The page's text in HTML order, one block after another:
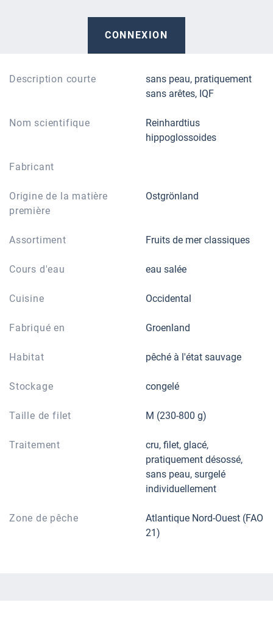
CONNEXION
Description courte
sans peau, pratiquement
sans arêtes, IQF
Nom scientifique
Reinhardtius
hippoglossoides
Fabricant
Origine de la matière
première
Ostgrönland
Assortiment Fruits de mer classiques
Cours d'eau eau salée
Cuisine Occidental
Fabriqué en Groenland
Habitat pêché à l'état sauvage
Stockage congelé
Taille de filet M (230-800 g)
Traitement
cru, filet, glacé,
pratiquement désossé,
sans peau, surgelé
individuellement
Zone de pêche
Atlantique Nord-Ouest (FAO
21)